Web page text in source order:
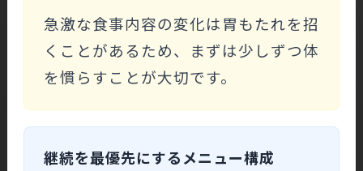
急激な食事内容の変化は胃もたれを招
くことがあるため、まずは少しずつ体
を慣らすことが大切です。
継続を最優先にするメニュー構成